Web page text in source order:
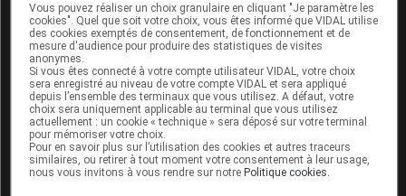
de rapport sexuel avec une femme en âge de
procréer, l'utilisation d’un préservatif associée à
une autre méthode de contraception efficace est
nécessaire pendant le traitement.
Mode d'emploi et posologie du
médicament ABIRATÉRONE
BIOGARAN
Vous pouvez réaliser un choix granulaire en cliquant "Je paramètre les
cookies". Quel que soit votre choix, vous êtes informé que VIDAL utilise
des cookies exemptés de consentement, de fonctionnement et de
mesure d'audience pour produire des statistiques de visites
anonymes.
Si vous êtes connecté à votre compte utilisateur VIDAL, votre choix
sera enregistré au niveau de votre compte VIDAL et sera appliqué
depuis l’ensemble des terminaux que vous utilisez. A défaut, votre
choix sera uniquement applicable au terminal que vous utilisez
actuellement : un cookie « technique » sera déposé sur votre terminal
pour mémoriser votre choix.
Pour en savoir plus sur l’utilisation des cookies et autres traceurs
similaires, ou retirer à tout moment votre consentement à leur usage,
nous vous invitons à vous rendre sur notrePolitique cookies